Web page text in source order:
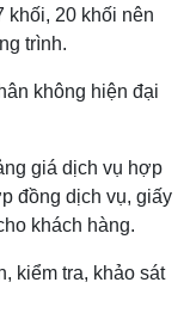
khối, 20 khối nên
trình.
không hiện đại
giá dịch vụ hợp
đồng dịch vụ, giấy
khách hàng.
kiểm tra, khảo sát